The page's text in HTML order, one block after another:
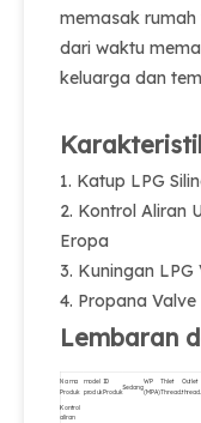
memasak
dari waktu
keluarga dan
1. Katup LPG
2. Kontrol Aliran
Eropa
3. Kuningan LPG
4. Propana Valve
Lembaran
Nama
Produk
model
produk
ID
Produk
Sedang
WP
(MPA)
Thlet
Thread.
Outlet
thread.
Kontrol
aliran